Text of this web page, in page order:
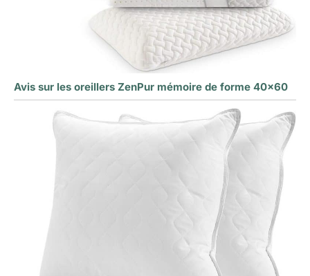
Avis sur les oreillers ZenPur mémoire de forme 40×60